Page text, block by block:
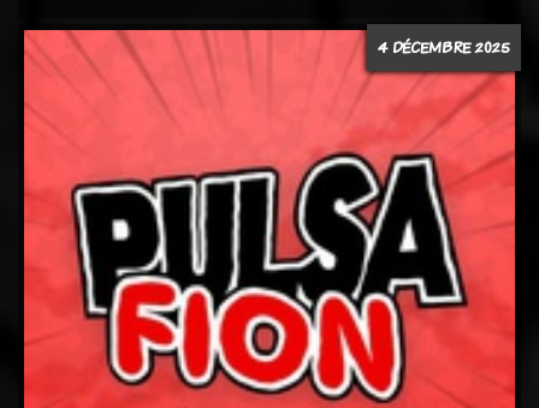
4 DÉCEMBRE 2025